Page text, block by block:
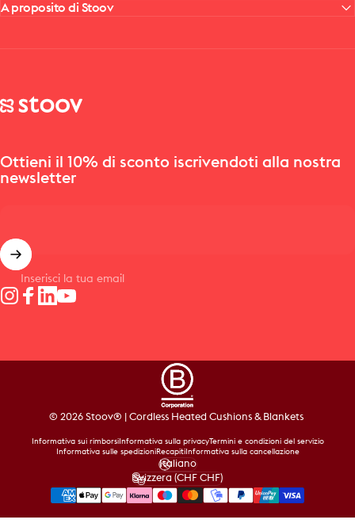
A proposito di Stoov
Stoov® | Cordless Heated Cushions & Blankets
Ottieni il 10% di sconto iscrivendoti alla nostra
newsletter
Inserisci la tua email
© 2026 Stoov® | Cordless Heated Cushions & Blankets
Informativa sui rimborsiInformativa sulla privacyTermini e condizioni del servizio
Informativa sulle spedizioniRecapitiInformativa sulla cancellazione
Lingua
Italiano
Paese/Area geografica
Svizzera (CHF CHF)